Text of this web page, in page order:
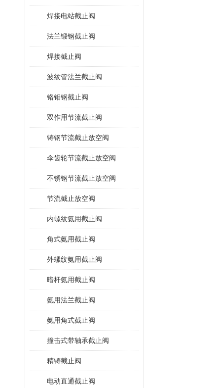
焊接电站截止阀
法兰锻钢截止阀
焊接截止阀
波纹管法兰截止阀
铬钼钢截止阀
双作用节流截止阀
铸钢节流截止放空阀
伞齿轮节流截止放空阀
不锈钢节流截止放空阀
节流截止放空阀
内螺纹氨用截止阀
角式氨用截止阀
外螺纹氨用截止阀
暗杆氨用截止阀
氨用法兰截止阀
氨用角式截止阀
撞击式带轴承截止阀
精铸截止阀
电动直通截止阀